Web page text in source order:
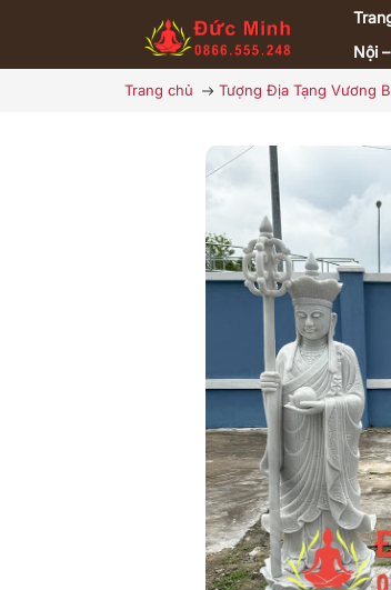
Nội
Trang chủ Tượng Địa Tạng Vương